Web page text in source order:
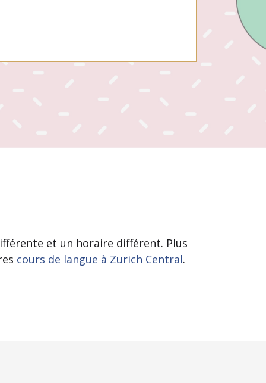
et un horaire différent. Plus
cours de langue à Zurich Central.